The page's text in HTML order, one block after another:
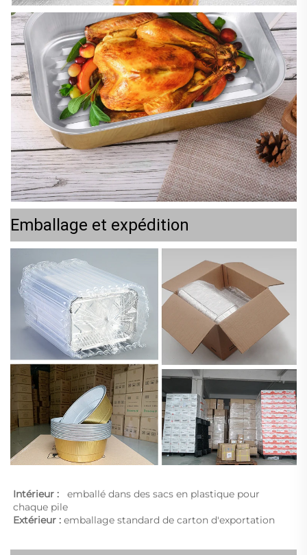
Emballage et expédition
Intérieur : emballé dans des sacs en plastique pour
chaque pile
Extérieur : emballage standard de carton d'exportation